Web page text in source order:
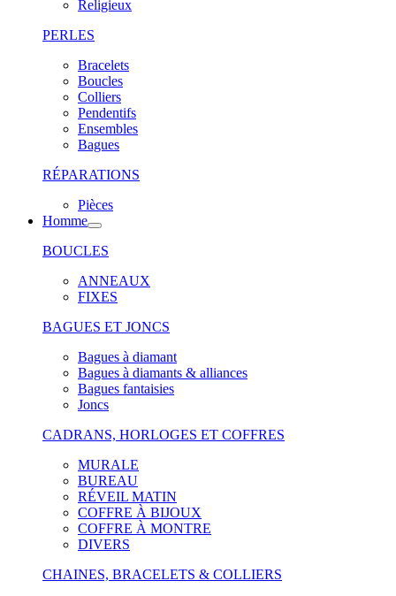
Religieux
PERLES
Bracelets
Boucles
Colliers
Pendentifs
Ensembles
Bagues
RÉPARATIONS
Pièces
Homme
BOUCLES
ANNEAUX
FIXES
BAGUES ET JONCS
Bagues à diamant
Bagues à diamants & alliances
Bagues fantaisies
Joncs
CADRANS, HORLOGES ET COFFRES
MURALE
BUREAU
RÉVEIL MATIN
COFFRE À BIJOUX
COFFRE À MONTRE
DIVERS
CHAINES, BRACELETS & COLLIERS